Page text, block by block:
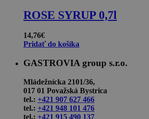
ROSE SYRUP 0,7l
14,76€
Pridať do košíka
GASTROVIA group s.r.o.
Mládežnícka 2101/36,
017 01 Považská Bystrica
tel.: +421 907 627 466
tel.: +421 948 101 476
tel.: +421 915 490 137